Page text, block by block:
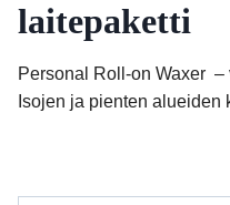
laitepaketti
Personal Roll-on Waxer
Isojen ja pienten alueiden